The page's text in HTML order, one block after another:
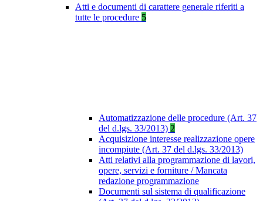
Atti e documenti di carattere generale riferiti a
tutte le procedure 5
Automatizzazione delle procedure (Art. 37
del d.lgs. 33/2013) 2
Acquisizione interesse realizzazione opere
incompiute (Art. 37 del d.lgs. 33/2013)
Atti relativi alla programmazione di lavori,
opere, servizi e forniture / Mancata
redazione programmazione
Documenti sul sistema di qualificazione